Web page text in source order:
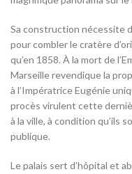
Sa construction nécessite
pour combler le cratère
qu’en 1858. À la mort de
Marseille revendique la
à l’Impératrice Eugénie
procès virulent cette
à la ville, à condition qu’ils
publique.
Le palais sert d’hôpital et